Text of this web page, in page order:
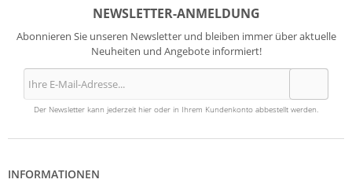
NEWSLETTER-ANMELDUNG
Abonnieren Sie unseren Newsletter und bleiben immer über aktuelle
Neuheiten und Angebote informiert!
Der Newsletter kann jederzeit hier oder in Ihrem Kundenkonto abbestellt werden.
INFORMATIONEN